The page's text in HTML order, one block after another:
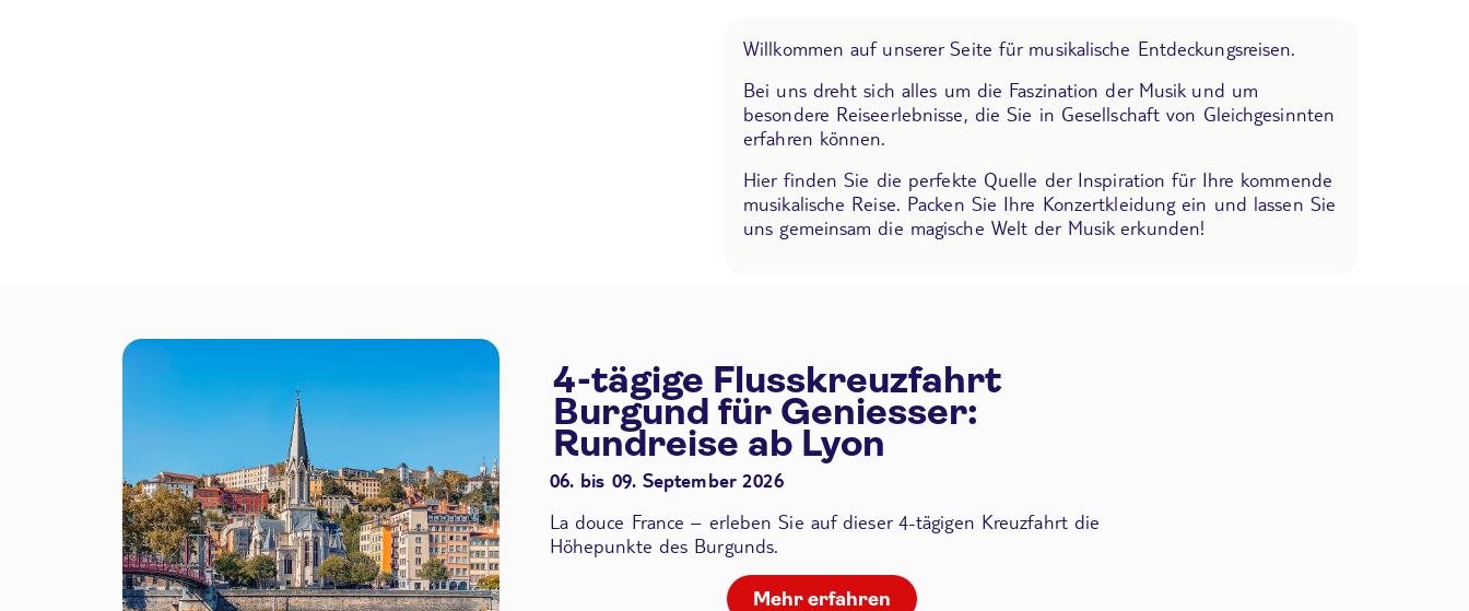
Willkommen auf unserer Seite für musikalische Entdeckungsreisen.
Bei uns dreht sich alles um die Faszination der Musik und um
besondere Reiseerlebnisse, die Sie in Gesellschaft von Gleichgesinnten
erfahren können.
Hier finden Sie die perfekte Quelle der Inspiration für Ihre kommende
musikalische Reise. Packen Sie Ihre Konzertkleidung ein und lassen Sie
uns gemeinsam die magische Welt der Musik erkunden!
4-tägige Flusskreuzfahrt
Burgund für Geniesser:
Rundreise ab Lyon
06. bis 09. September 2026
La douce France – erleben Sie auf dieser 4-tägigen Kreuzfahrt die
Höhepunkte des Burgunds.
Mehr erfahren